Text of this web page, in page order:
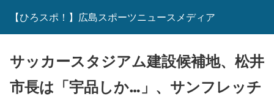
【ひろスポ！】広島スポーツニュースメディア
サッカースタジアム建設候補地、松井
市長は「宇品しか…」、サンフレッチ